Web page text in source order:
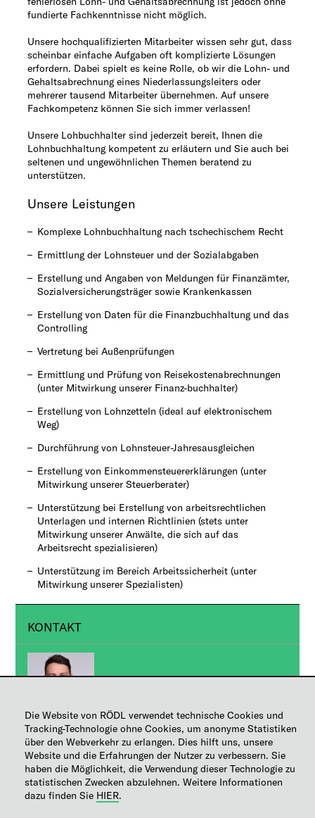
Die Website von RÖDL verwendet technische Cookies und
Tracking-Technologie ohne Cookies, um anonyme Statistiken
über den Webverkehr zu erlangen. Dies hilft uns, unsere
Website und die Erfahrungen der Nutzer zu verbessern. Sie
haben die Möglichkeit, die Verwendung dieser Technologie zu
statistischen Zwecken abzulehnen. Weitere Informationen
dazu finden Sie HIER.
fundierte Fachkenntnisse nicht möglich.
Unsere hochqualifizierten Mitarbeiter wissen sehr gut, dass
scheinbar einfache Aufgaben oft komplizierte Lösungen
erfordern. Dabei spielt es keine Rolle, ob wir die Lohn- und
Gehaltsabrechnung eines Niederlassungsleiters oder
mehrerer tausend Mitarbeiter übernehmen. Auf unsere
Fachkompetenz können Sie sich immer verlassen!
Unsere Lohbuchhalter sind jederzeit bereit, Ihnen die
Lohnbuchhaltung kompetent zu erläutern und Sie auch bei
seltenen und ungewöhnlichen Themen beratend zu
unterstützen.
Unsere Leistungen
Komplexe Lohnbuchhaltung nach tschechischem Recht
Ermittlung der Lohnsteuer und der Sozialabgaben
Erstellung und Angaben von Meldungen für Finanzämter,
Sozialversicherungsträger sowie Krankenkassen
Erstellung von Daten für die Finanzbuchhaltung und das
Controlling
Vertretung bei Außenprüfungen
Ermittlung und Prüfung von Reisekostenabrechnungen
(unter Mitwirkung unserer Finanz-buchhalter)
Erstellung von Lohnzetteln (ideal auf elektronischem
Weg)
Durchführung von Lohnsteuer-Jahresausgleichen
Erstellung von Einkommensteuererklärungen (unter
Mitwirkung unserer Steuerberater)
Unterstützung bei Erstellung von arbeitsrechtlichen
Unterlagen und internen Richtlinien (stets unter
Mitwirkung unserer Anwälte, die sich auf das
Arbeitsrecht spezialisieren)
Unterstützung im Bereich Arbeitssicherheit (unter
Mitwirkung unserer Spezialisten)​
KONTAKT
Ing. Marcel Slezák, ACCA
BPO – Abteilungsleiter
Partner
+420 236 163 110